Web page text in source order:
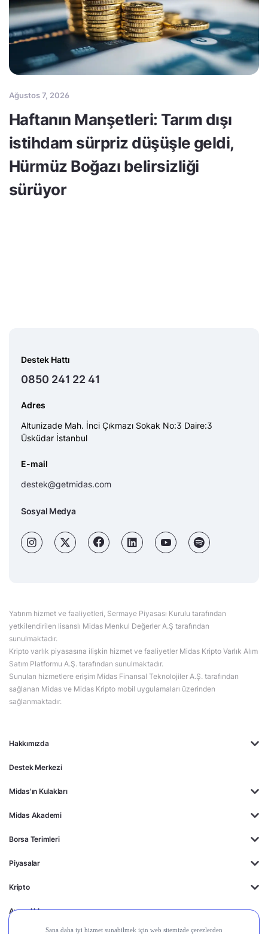
Ağustos 7, 2026
Haftanın Manşetleri: Tarım dışı
istihdam sürpriz düşüşle geldi,
Hürmüz Boğazı belirsizliği
sürüyor
Hakkımızda
Destek Merkezi
Midas'ın Kulakları
Midas Akademi
Borsa Terimleri
Piyasalar
Kripto
Ayrıcalıklar
Destek Hattı
0850 241 22 41
Adres
Altunizade Mah. İnci Çıkmazı Sokak No:3 Daire:3
Üsküdar İstanbul
E-mail
destek@getmidas.com
Sosyal Medya
Yatırım hizmet ve faaliyetleri, Sermaye Piyasası Kurulu tarafından
yetkilendirilen lisanslı Midas Menkul Değerler A.Ş tarafından
sunulmaktadır.
Kripto varlık piyasasına ilişkin hizmet ve faaliyetler Midas Kripto Varlık Alım
Satım Platformu A.Ş. tarafından sunulmaktadır.
Sunulan hizmetlere erişim Midas Finansal Teknolojiler A.Ş. tarafından
sağlanan Midas ve Midas Kripto mobil uygulamaları üzerinden
sağlanmaktadır.